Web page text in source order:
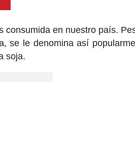
consumida en nuestro país.
se le denomina así
soja.